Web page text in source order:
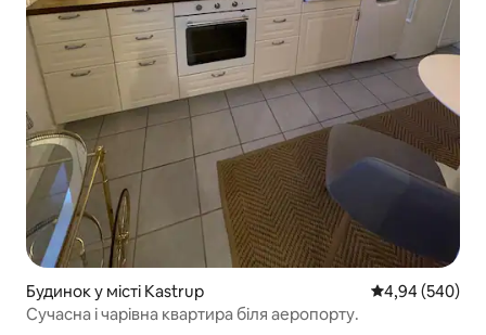
Будинок у місті Kastrup Середня
4,94 (540)
Сучасна і чарівна квартира біля аеропорту.